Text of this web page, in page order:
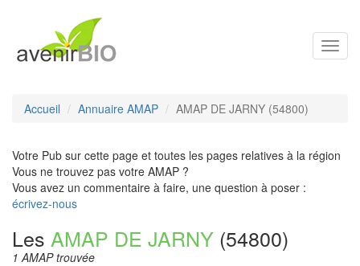
Accueil Annuaire AMAP AMAP DE JARNY (54800)
Votre Pub sur cette page et toutes les pages relatives à la région
Vous ne trouvez pas votre AMAP ?
Vous avez un commentaire à faire, une question à poser :
écrivez-nous
Les AMAP DE JARNY (54800)
1 AMAP trouvée